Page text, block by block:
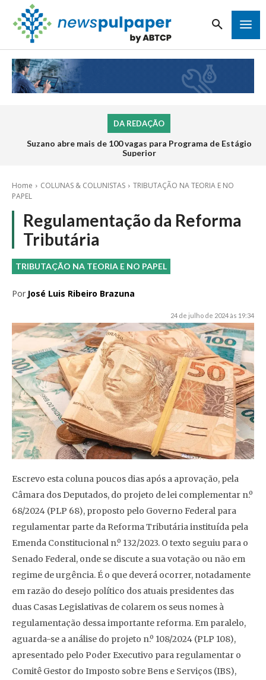
DA REDAÇÃO
Inscrições para o Programa de Estágio 2026 da Veracel
abrem na próxima semana
Home COLUNAS & COLUNISTAS
TRIBUTAÇÃO NA TEORIA E NO
PAPEL
Regulamentação da Reforma
Tributária
TRIBUTAÇÃO NA TEORIA E NO PAPEL
Por José Luis Ribeiro Brazuna
24 de julho de 2024 às 19:34
Escrevo esta coluna poucos dias após a aprovação, pela
Câmara dos Deputados, do projeto de lei complementar n.º
68/2024 (PLP 68), proposto pelo Governo Federal para
regulamentar parte da Reforma Tributária instituída pela
Emenda Constitucional n.º 132/2023. O texto seguiu para o
Senado Federal, onde se discute a sua votação ou não em
regime de urgência. É o que deverá ocorrer, notadamente
em razão do desejo político dos atuais presidentes das
duas Casas Legislativas de colarem os seus nomes à
regulamentação dessa importante reforma. Em paralelo,
aguarda-se a análise do projeto n.º 108/2024 (PLP 108),
apresentado pelo Poder Executivo para regulamentar o
Comitê Gestor do Imposto sobre Bens e Serviços (IBS),